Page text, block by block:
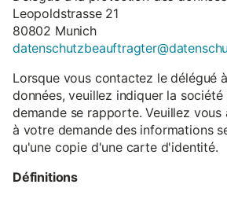
Leopoldstrasse 21
80802 Munich
Lorsque vous contactez le délégué
données, veuillez indiquer la
demande se rapporte. Veuillez
à votre demande des informations
qu'une copie d'une carte d'identité.
Définitions